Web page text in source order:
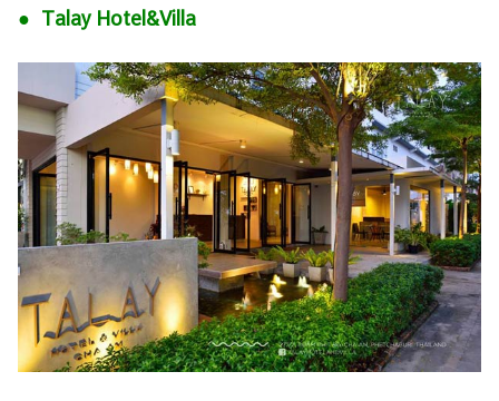
● Talay Hotel&Villa